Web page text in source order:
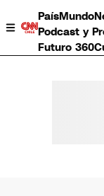
PaísMundo
Podcast y
Futuro 360